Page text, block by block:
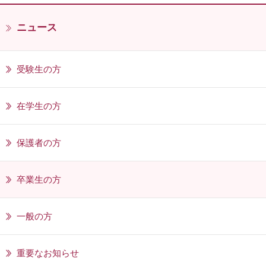
ニュース
受験生の方
在学生の方
保護者の方
卒業生の方
一般の方
重要なお知らせ